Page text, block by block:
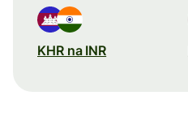
KHR na INR